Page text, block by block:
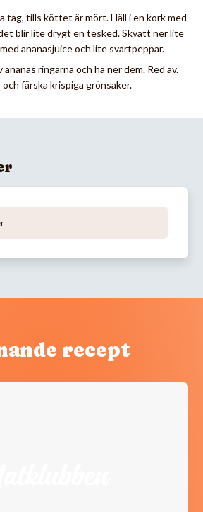
tag, tills köttet är mört. Häll i en kork med
blir lite drygt en tesked. Skvätt ner lite
med ananasjuice och lite svartpeppar.
ananas ringarna och ha ner dem. Red av.
och färska krispiga grönsaker.
recept